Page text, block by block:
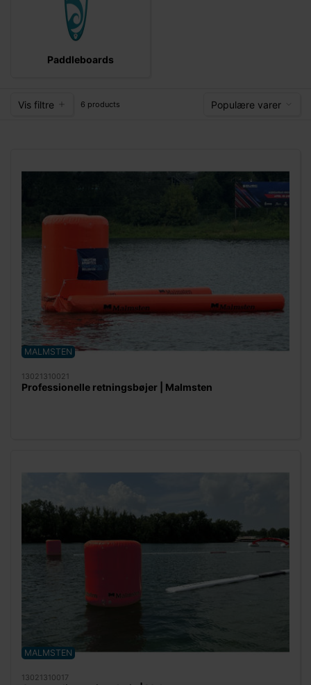
Paddleboards
Vis filtre 6 products Populære varer
MALMSTEN
13021310021
Professionelle retningsbøjer | Malmsten
MALMSTEN
13021310017